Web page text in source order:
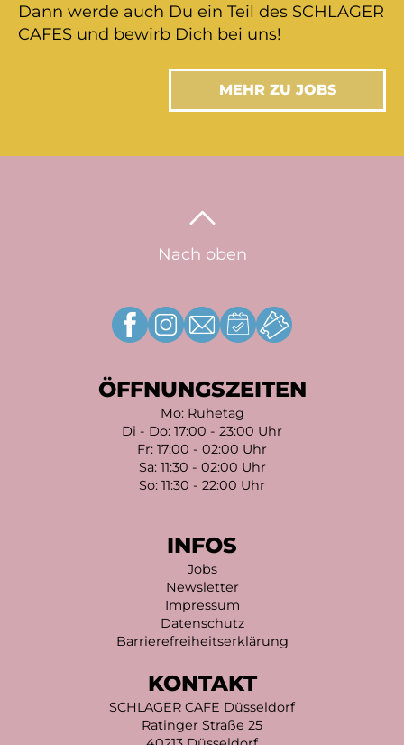
Dann werde auch Du ein Teil des SCHLAGER
CAFES und bewirb Dich bei uns!
MEHR ZU JOBS
Nach oben
ÖFFNUNGSZEITEN
Mo: Ruhetag
Di - Do: 17:00 - 23:00 Uhr
Fr: 17:00 - 02:00 Uhr
Sa: 11:30 - 02:00 Uhr
So: 11:30 - 22:00 Uhr
INFOS
Jobs
Newsletter
Impressum
Datenschutz
Barrierefreiheitserklärung
KONTAKT
SCHLAGER CAFE Düsseldorf
Ratinger Straße 25